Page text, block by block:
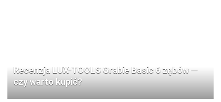
Recenzja LUX-TOOLS Grabie Basic 6 zębów —
czy warto kupić?